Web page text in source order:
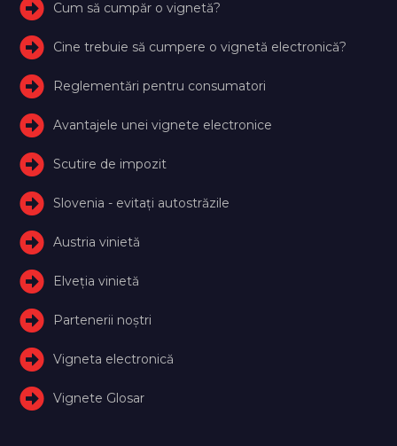
Cum să cumpăr o vignetă?
Cine trebuie să cumpere o vignetă electronică?
Reglementări pentru consumatori
Avantajele unei vignete electronice
Scutire de impozit
Slovenia - evitați autostrăzile
Austria vinietă
Elveţia vinietă
Partenerii noștri
Vigneta electronică
Vignete Glosar